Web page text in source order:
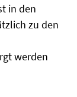
in den
zu den
werden